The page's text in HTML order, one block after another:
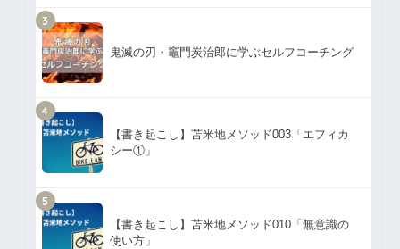
3
鬼滅の刃・竈門炭治郎に学ぶセルフコーチング
4
【書き起こし】苫米地メソッド003「エフィカ
シー①」
5
【書き起こし】苫米地メソッド010「無意識の
使い方」